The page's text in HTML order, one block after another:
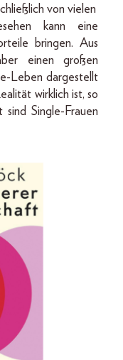
von vielen
kann eine
bringen. Aus
einen großen
Leben dargestellt
wirklich ist, so
sind Single-Frauen